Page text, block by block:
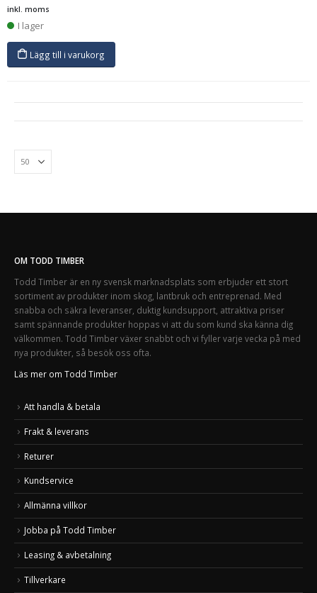
inkl. moms
I lager
Lägg till i varukorg
OM TODD TIMBER
Todd Timber är en ny svensk marknadsplats som erbjuder ett stort
sortiment av produkter inom skog, lantbruk och entreprenad. Med
snabba och säkra leveranser, duktig kundsupport, attraktiva priser
samt spännande produkter hoppas vi att du som kund ska känna dig
välkommen. Todd Timber växer snabbt och vi fyller varje vecka på med
nya produkter, så besök oss ofta.
Läs mer om Todd Timber
Att handla & betala
Frakt & leverans
Returer
Kundservice
Allmänna villkor
Jobba på Todd Timber
Leasing & avbetalning
Tillverkare